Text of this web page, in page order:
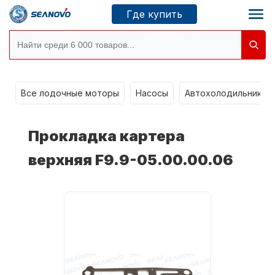
Где купить
Новосибирск
Где купить
Моторы SEANOVO
Все лодочные моторы Насосы Автохолодильники
Прокладка картера
верхняя F9.9-05.00.00.06